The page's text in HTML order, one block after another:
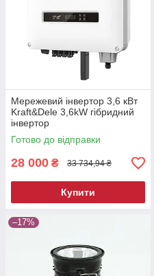
Мережевий інвертор 3,6 кВт
Kraft&Dele 3,6kW гібридний
інвертор
Готово до відправки
28 000 ₴ 33 734,94 ₴
Купити
–17%